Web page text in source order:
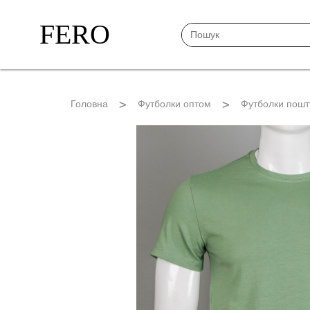
FERO
Головна Футболки оптом Футболки